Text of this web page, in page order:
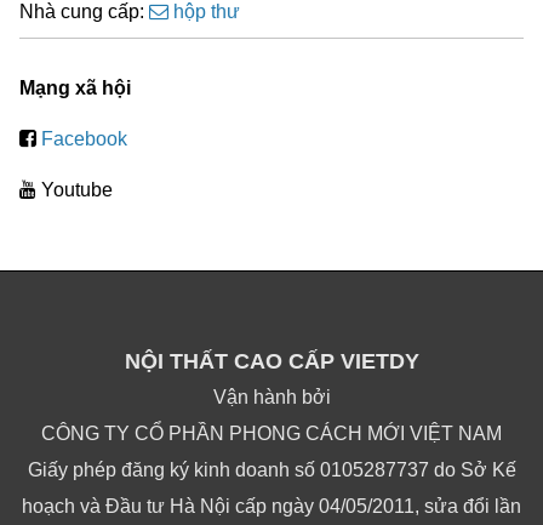
Nhà cung cấp: hộp thư
Mạng xã hội
Facebook
Youtube
NỘI THẤT CAO CẤP VIETDY
Vận hành bởi
CÔNG TY CỔ PHẦN PHONG CÁCH MỚI VIỆT NAM
Giấy phép đăng ký kinh doanh số 0105287737 do Sở Kế
hoạch và Đầu tư Hà Nội cấp ngày 04/05/2011, sửa đổi lần